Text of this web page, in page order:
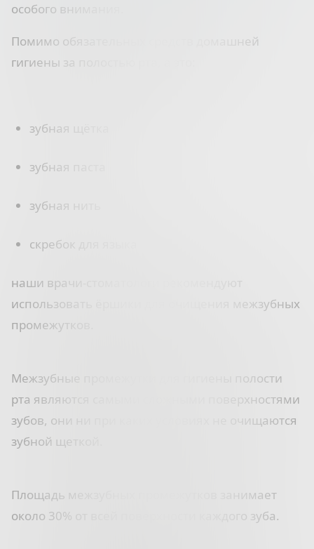
особого внимания.
Помимо обязательных средств домашней
гигиены за полостью рта, а это:
зубная щётка
зубная паста
зубная нить
скребок для языка
наши врачи-стоматологи рекомендуют
использовать ёршики для очищения межзубных
промежутков.
Межзубные промежутки для гигиены полости
рта являются самыми сложными поверхностями
зубов, они ни при каких условиях не очищаются
зубной щеткой.
Площадь межзубных промежутков занимает
около 30% от всей поверхности каждого зуба.